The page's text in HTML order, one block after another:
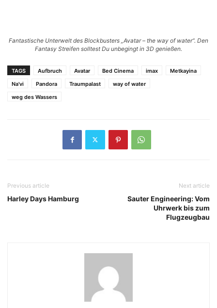
Fantastische Unterwelt des Blockbusters „Avatar – the way of water“. Den
Fantasy Streifen solltest Du unbegingt in 3D genießen.
TAGS Aufbruch Avatar Bed Cinema imax
Metkayina
Na'vi
Pandora Traumpalast
way of water
weg des Wassers
Previous article
Harley Days Hamburg
Next article
Sauter Engineering: Vom
Uhrwerk bis zum
Flugzeugbau